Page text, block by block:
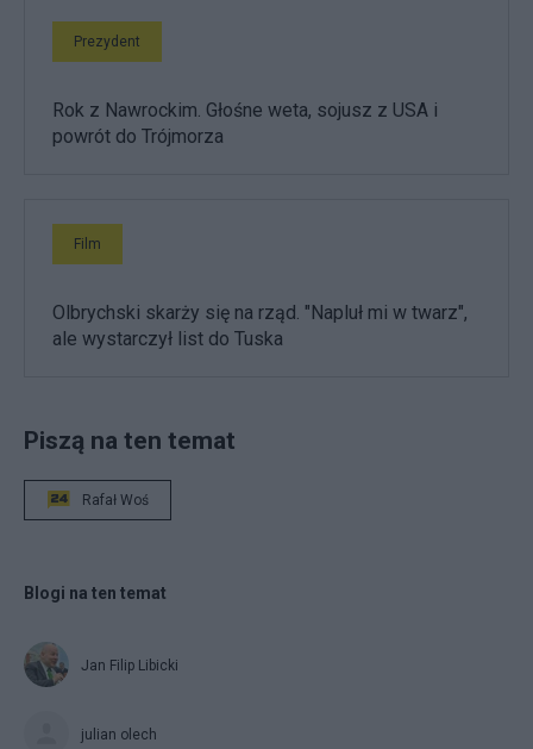
Prezydent
Rok z Nawrockim. Głośne weta, sojusz z USA i
powrót do Trójmorza
Film
Olbrychski skarży się na rząd. "Napluł mi w twarz",
ale wystarczył list do Tuska
Piszą na ten temat
Rafał Woś
Blogi na ten temat
Jan Filip Libicki
julian olech